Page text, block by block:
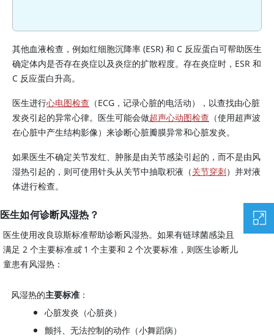
其他血液检查，例如红细胞沉降率 (ESR) 和 C 反应蛋白可帮助医生
确定体内是否存在炎症以及炎症的扩散程度。存在炎症时，ESR 和
C 反应蛋白升高。
医生进行心电图检查 （ECG，记录心脏的电活动），以查找由心脏
发炎引起的异常心律。医生可能会做超声心动图检查 （使用超声波
在心脏中产生结构影像）来诊断心脏瓣膜异常和心脏发炎。
如果医生不确定关节发红、肿胀是由关节感染引起的，而不是由风
湿热引起的，则可使用针头从关节中抽取积液（关节穿刺）并对液
体进行检查。
医生如何诊断风湿热？
医生使用改良琼斯标准帮助诊断风湿热。如果有链球菌感染且
满足 2 个主要标准或1 个主要和 2 个次要标准，则医生诊断儿
童患有风湿热：
风湿热的主要标准 ：
心脏发炎（心脏炎）
颤抖、无法控制的动作（小舞蹈病）